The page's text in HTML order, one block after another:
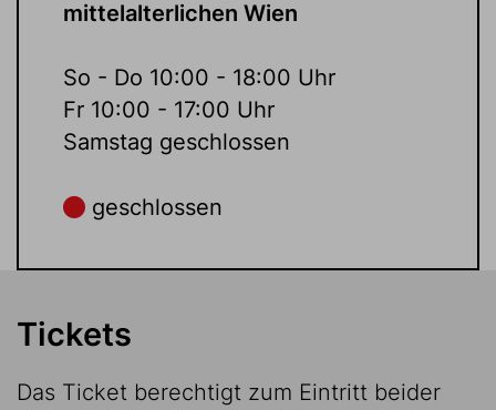
mittelalterlichen Wien
So - Do 10:00 - 18:00 Uhr
Fr 10:00 - 17:00 Uhr
Samstag geschlossen
geschlossen
Tickets
Das Ticket berechtigt zum Eintritt beider